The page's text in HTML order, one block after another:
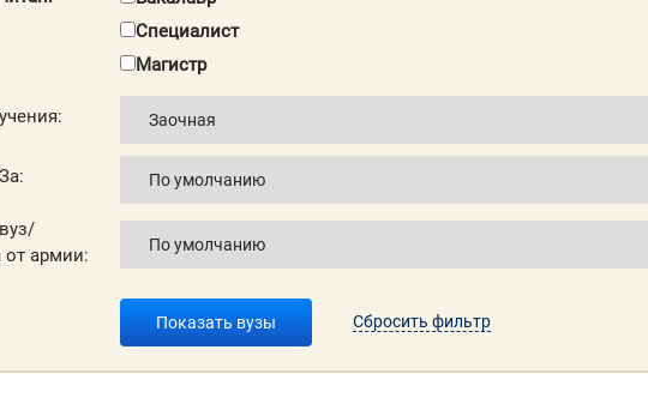
Специалист
Магистр
от армии:
Показать вузы Сбросить фильтр